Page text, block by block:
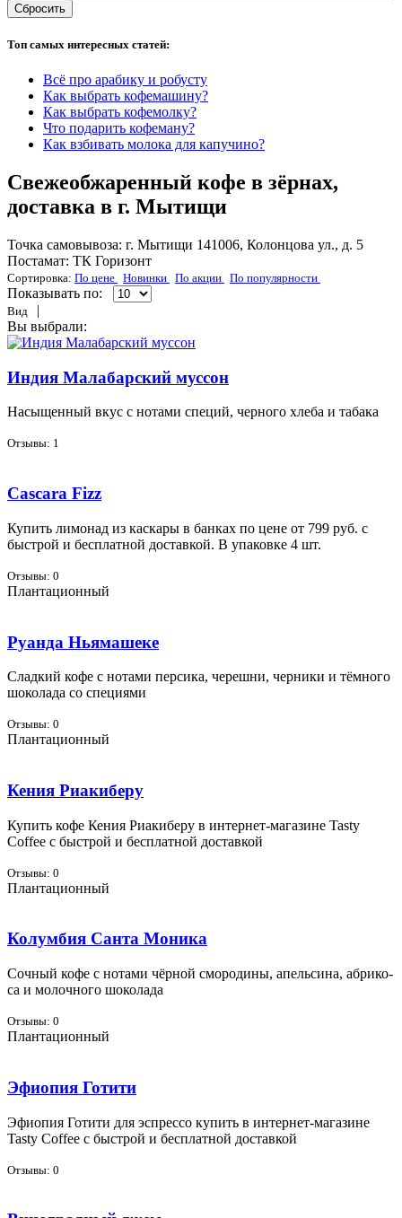
Сбросить
Топ самых интересных статей:
Всё про арабику и робусту
Как выбрать кофемашину?
Как выбрать кофемолку?
Что подарить кофеману?
Как взбивать молока для капучино?
Свежеобжаренный кофе в зёрнах,
доставка в г. Мытищи
Точка самовывоза: г. Мытищи 141006, Колонцова ул., д. 5
Постамат: ТК Горизонт
Сортировка: По цене Новинки По акции По популярности
Показывать по:
Вид
|
Вы выбрали:
Индия Малабарский муссон
На­сы­щен­ный вкус с но­та­ми спе­ций, чер­но­го хле­ба и та­ба­ка
Отзывы: 1
Cascara Fizz
Ку­пить ли­мо­над из кас­ка­ры в бан­ках по цене от 799 руб. с
быст­рой и бес­плат­ной до­став­кой. В упа­ков­ке 4 шт.
Отзывы: 0
Плантационный
Руанда Ньямашеке
Слад­кий ко­фе с но­та­ми пер­си­ка, че­реш­ни, чер­ни­ки и тём­но­го
шо­ко­ла­да со спе­ци­я­ми
Отзывы: 0
Плантационный
Кения Риакиберу
Ку­пить ко­фе Ке­ния Ри­а­ки­бе­ру в ин­тернет-ма­га­зине Tasty
Coffee с быст­рой и бес­плат­ной до­став­кой
Отзывы: 0
Плантационный
Колумбия Санта Моника
Соч­ный ко­фе с но­та­ми чёр­ной смо­ро­ди­ны, апель­си­на, аб­ри­ко­
са и мо­лоч­но­го шо­ко­ла­да
Отзывы: 0
Плантационный
Эфиопия Готити
Эфи­о­пия Го­ти­ти для эс­прес­со ку­пить в ин­тернет-ма­га­зине
Tasty Coffee с быст­рой и бес­плат­ной до­став­кой
Отзывы: 0